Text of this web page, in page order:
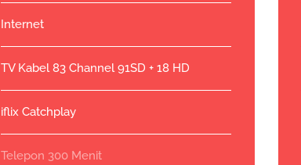
Internet
TV Kabel 83 Channel 91SD + 18 HD
iflix Catchplay
Telepon 300 Menit